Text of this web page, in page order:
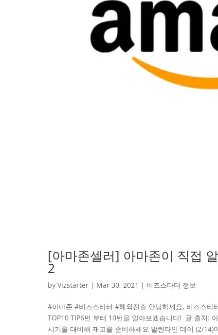
[아마존셀러] 아마존이 직접
2
by Vizstarter | Mar 30, 2021 | 비즈스타터 정보
#아마존 #비즈스타터 #해외진출 안녕하세요, 비즈스
TOP10 TIP6번 부터 10번을 알아보겠습니다! ​ 글 출처:
시기를 대비해 재고를 준비하세요 발렌타인 데이 (2/